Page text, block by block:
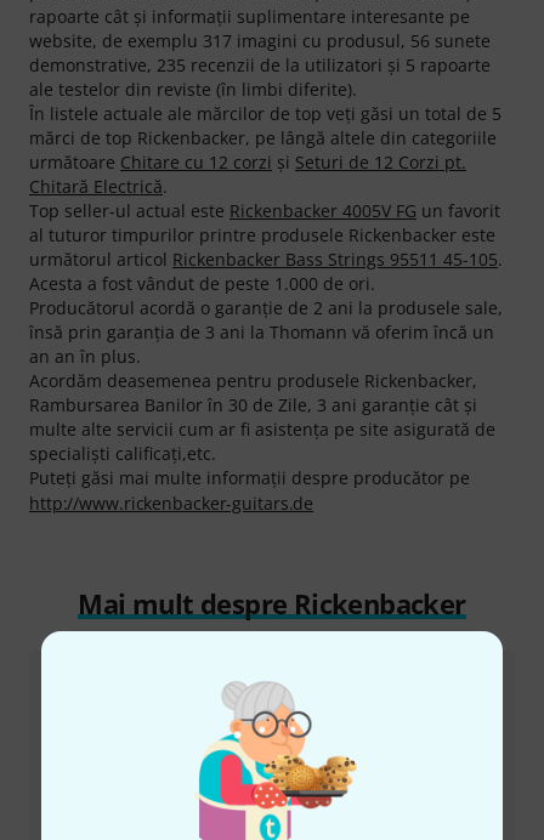
rapoarte cât şi informaţii suplimentare interesante pe
website, de exemplu 317 imagini cu produsul, 56 sunete
demonstrative, 235 recenzii de la utilizatori şi 5 rapoarte
ale testelor din reviste (în limbi diferite).
În listele actuale ale mărcilor de top veţi găsi un total de 5
mărci de top Rickenbacker, pe lângă altele din categoriile
următoare Chitare cu 12 corzi şi Seturi de 12 Corzi pt.
Chitară Electrică.
Top seller-ul actual este Rickenbacker 4005V FG un favorit
al tuturor timpurilor printre produsele Rickenbacker este
următorul articol Rickenbacker Bass Strings 95511 45-105.
Acesta a fost vândut de peste 1.000 de ori.
Producătorul acordă o garanţie de 2 ani la produsele sale,
însă prin garanţia de 3 ani la Thomann vă oferim încă un
an an în plus.
Acordăm deasemenea pentru produsele Rickenbacker,
Rambursarea Banilor în 30 de Zile, 3 ani garanţie cât şi
multe alte servicii cum ar fi asistenţa pe site asigurată de
specialişti calificaţi,etc.
Puteți găsi mai multe informații despre producător pe
http://www.rickenbacker-guitars.de
Mai mult despre Rickenbacker